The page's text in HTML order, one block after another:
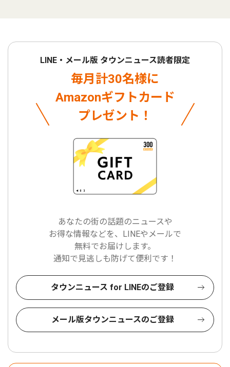
LINE・メール版 タウンニュース読者限定
毎月計30名様に
Amazonギフトカード
プレゼント！
あなたの街の話題のニュースや
お得な情報などを、LINEやメールで
無料でお届けします。
通知で見逃しも防げて便利です！
タウンニュース for LINEのご登録
メール版タウンニュースのご登録